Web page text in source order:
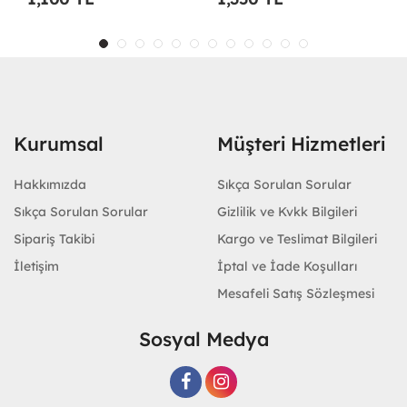
Kurumsal
Hakkımızda
Sıkça Sorulan Sorular
Sipariş Takibi
İletişim
Müşteri Hizmetleri
Sıkça Sorulan Sorular
Gizlilik ve Kvkk Bilgileri
Kargo ve Teslimat Bilgileri
İptal ve İade Koşulları
Mesafeli Satış Sözleşmesi
Sosyal Medya